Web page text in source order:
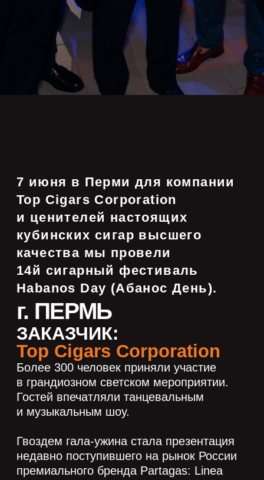
Top Cigars Corporation
Более 300 человек приняли участие
в грандиозном светском мероприятии.
Гостей впечатляли танцевальным
и музыкальным шоу.
Гвоздем гала-ужина стала презентация
недавно поступившего на рынок России
премиального бренда Partagas: Linea